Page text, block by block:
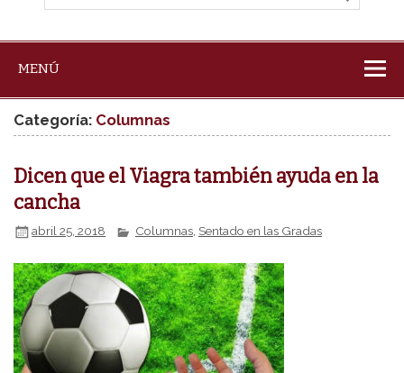
MENÚ
Categoría: Columnas
Dicen que el Viagra también ayuda en la
cancha
abril 25, 2018 Columnas, Sentado en las Gradas